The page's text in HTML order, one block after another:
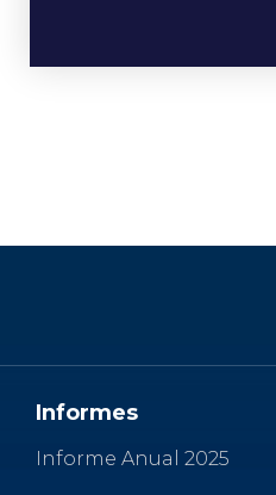
Informes
Informe Anual 2025